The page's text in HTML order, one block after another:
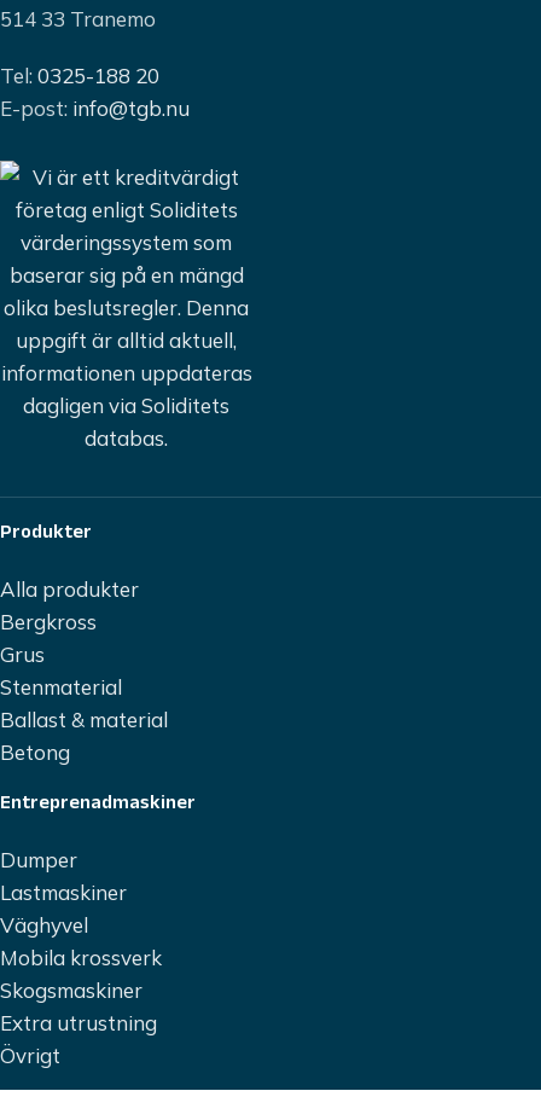
514 33 Tranemo
Tel: 0325-188 20
E-post: info@tgb.nu
Produkter
Alla produkter
Bergkross
Grus
Stenmaterial
Ballast & material
Betong
Entreprenadmaskiner
Dumper
Lastmaskiner
Väghyvel
Mobila krossverk
Skogsmaskiner
Extra utrustning
Övrigt